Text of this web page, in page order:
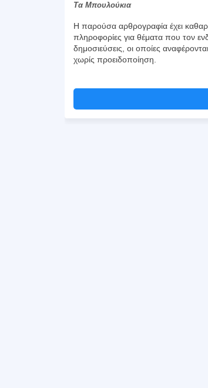
Τα Μπουλούκια
Η παρούσα αρθρογραφία έχει
πληροφορίες για θέματα που τον
δημοσιεύσεις, οι οποίες
χωρίς προειδοποίηση.